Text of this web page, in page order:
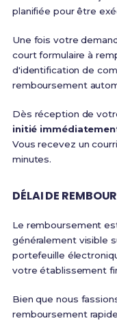
planifiée pour être
Une fois votre
court formulaire à
d'identification de
remboursement
Dès réception de
initié
Vous recevez un
minutes.
DÉLAI DE
Le remboursement
généralement visible
portefeuille
votre établissement
Bien que nous
remboursement